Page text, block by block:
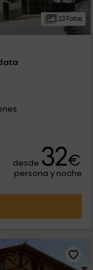
23 Fotos
desde 32€
persona y noche